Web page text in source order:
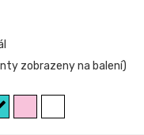
zobrazeny na balení)